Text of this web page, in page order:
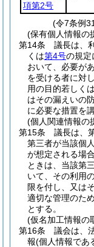
項第2号
(令7条例
(保有個人情報の
第14条
議長は、
くは第4号の規定
おいて、必要が
を受ける者に対
用の目的若しく
はその漏えいの
に必要な措置を
(個人関連情報の
第15条
議長は、
第三者が当該個
が想定される場
ときは、当該第
いて、その利用
限を付し、又は
適切な管理のた
とする。
(仮名加工情報の
第16条
議会は、
報(個人情報であ